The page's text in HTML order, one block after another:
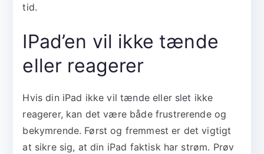
tid.
IPad’en vil ikke tænde
eller reagerer
Hvis din iPad ikke vil tænde eller slet ikke
reagerer, kan det være både frustrerende og
bekymrende. Først og fremmest er det vigtigt
at sikre sig, at din iPad faktisk har strøm. Prøv